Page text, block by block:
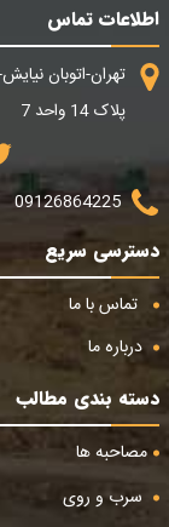
اطلاعات تماس
تهران-اتوبان
پلاک 14 واحد 7
09126864225
دسترسی سریع
تماس با ما
درباره ما
دسته بندی مطالب
مصاحبه ها
سرب و روی